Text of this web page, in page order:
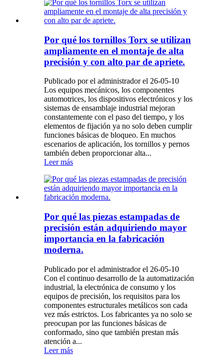
Por qué los tornillos Torx se utilizan
ampliamente en el montaje de alta
precisión y con alto par de apriete.
Publicado por el administrador el 26-05-10
Los equipos mecánicos, los componentes
automotrices, los dispositivos electrónicos y los
sistemas de ensamblaje industrial mejoran
constantemente con el paso del tiempo, y los
elementos de fijación ya no solo deben cumplir
funciones básicas de bloqueo. En muchos
escenarios de aplicación, los tornillos y pernos
también deben proporcionar alta...
Leer más
Por qué las piezas estampadas de
precisión están adquiriendo mayor
importancia en la fabricación
moderna.
Publicado por el administrador el 26-05-10
Con el continuo desarrollo de la automatización
industrial, la electrónica de consumo y los
equipos de precisión, los requisitos para los
componentes estructurales metálicos son cada
vez más estrictos. Los fabricantes ya no solo se
preocupan por las funciones básicas de
conformado, sino que también prestan más
atención a...
Leer más